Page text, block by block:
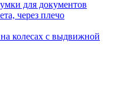
для документов
через плечо
колесах с выдвижной